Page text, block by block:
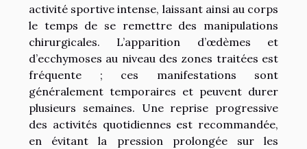
activité sportive intense, laissant ainsi au corps
le temps de se remettre des manipulations
chirurgicales. L’apparition d’œdèmes et
d’ecchymoses au niveau des zones traitées est
fréquente ; ces manifestations sont
généralement temporaires et peuvent durer
plusieurs semaines. Une reprise progressive
des activités quotidiennes est recommandée,
en évitant la pression prolongée sur les